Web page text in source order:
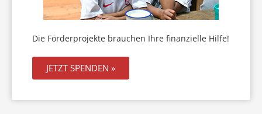
Die Förderprojekte brauchen Ihre finanzielle Hilfe!
JETZT SPENDEN »